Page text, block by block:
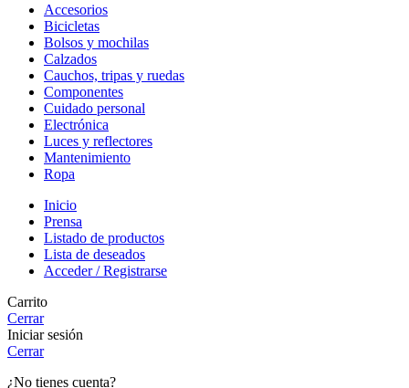
Accesorios
Bicicletas
Bolsos y mochilas
Calzados
Cauchos, tripas y ruedas
Componentes
Cuidado personal
Electrónica
Luces y reflectores
Mantenimiento
Ropa
Inicio
Prensa
Listado de productos
Lista de deseados
Acceder / Registrarse
Carrito
Cerrar
Iniciar sesión
Cerrar
¿No tienes cuenta?